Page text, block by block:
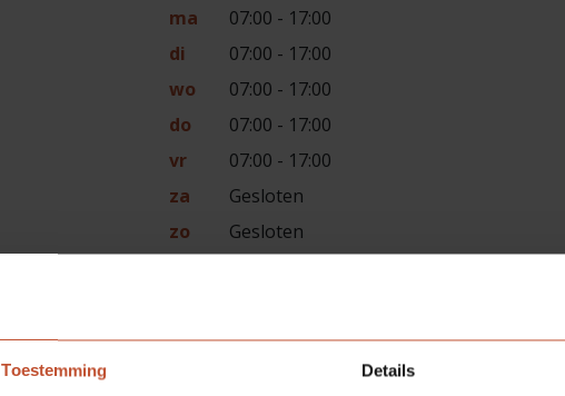
Toestemming Details
ma
07:00 - 17:00
di
07:00 - 17:00
wo
07:00 - 17:00
do
07:00 - 17:00
vr
07:00 - 17:00
za
Gesloten
zo
Gesloten